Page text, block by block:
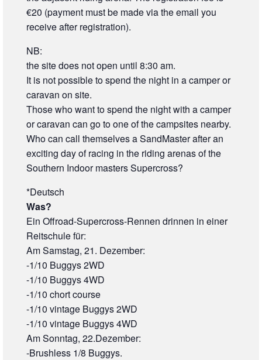
€20 (payment must be made via the email you
receive after registration).
NB:
the site does not open until 8:30 am.
It is not possible to spend the night in a camper or
caravan on site.
Those who want to spend the night with a camper
or caravan can go to one of the campsites nearby.
Who can call themselves a SandMaster after an
exciting day of racing in the riding arenas of the
Southern Indoor masters Supercross?
*Deutsch
Was?
Ein Offroad-Supercross-Rennen drinnen in einer
Reitschule für:
Am Samstag, 21. Dezember:
-1/10 Buggys 2WD
-1/10 Buggys 4WD
-1/10 chort course
-1/10 vintage Buggys 2WD
-1/10 vintage Buggys 4WD
Am Sonntag, 22.Dezember:
-Brushless 1/8 Buggys.